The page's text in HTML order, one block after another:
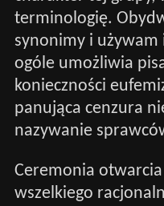
terminologię.
synonimy i używam
ogóle umożliwia
konieczności
panująca cenzura
nazywanie
Ceremonia
wszelkiego